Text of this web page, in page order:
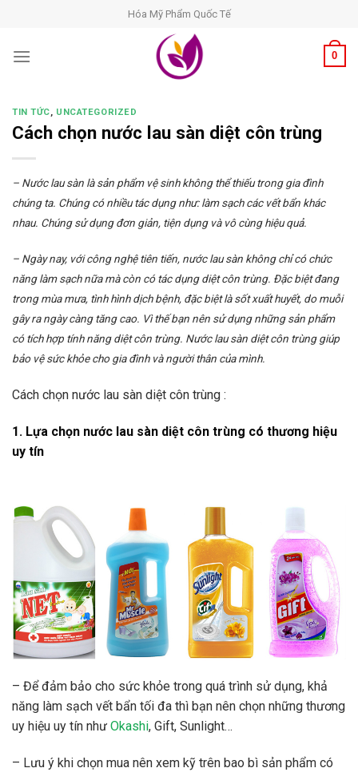
content
Hóa Mỹ Phẩm Quốc Tế
0
TIN TỨC, UNCATEGORIZED
Cách chọn nước lau sàn diệt côn trùng
– Nước lau sàn là sản phẩm vệ sinh không thể thiếu trong gia đình
chúng ta. Chúng có nhiều tác dụng như: làm sạch các vết bẩn khác
nhau. Chúng sử dụng đơn giản, tiện dụng và vô cùng hiệu quả.
– Ngày nay, với công nghệ tiên tiến, nước lau sàn không chỉ có chức
năng làm sạch nữa mà còn có tác dụng diệt côn trùng. Đặc biệt đang
trong mùa mưa, tình hình dịch bệnh, đặc biệt là sốt xuất huyết, do muỗi
gây ra ngày càng tăng cao. Vì thế bạn nên sử dụng những sản phẩm
có tích hợp tính năng diệt côn trùng. Nước lau sàn diệt côn trùng giúp
bảo vệ sức khỏe cho gia đình và người thân của mình.
Cách chọn nước lau sàn diệt côn trùng :
1. Lựa chọn nước lau sàn diệt côn trùng có thương hiệu
uy tín
– Để đảm bảo cho sức khỏe trong quá trình sử dụng, khả
năng làm sạch vết bẩn tối đa thì bạn nên chọn những thương
uy hiệu uy tín như Okashi, Gift, Sunlight…
– Lưu ý khi chọn mua nên xem kỹ trên bao bì sản phẩm có